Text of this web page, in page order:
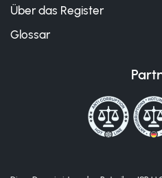
Über das Register
Glossar